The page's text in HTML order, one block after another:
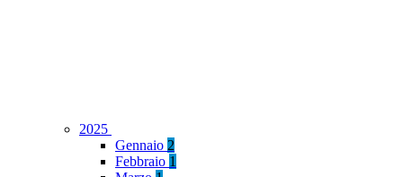
2025
Gennaio 2
Febbraio 1